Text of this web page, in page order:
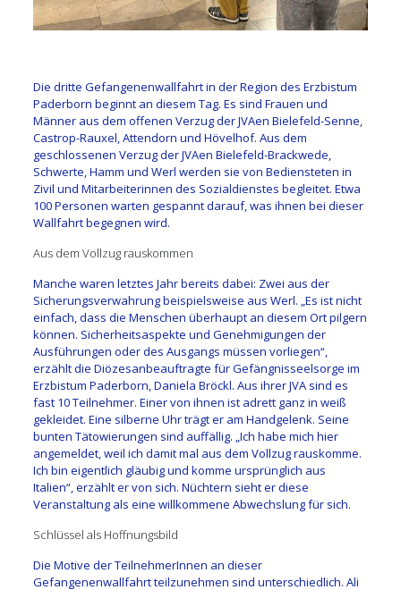
Die dritte Gefangenenwallfahrt in der Region des Erzbistum
Paderborn beginnt an diesem Tag. Es sind Frauen und
Männer aus dem offenen Verzug der JVAen Bielefeld-Senne,
Castrop-Rauxel, Attendorn und Hövelhof. Aus dem
geschlossenen Verzug der JVAen Bielefeld-Brackwede,
Schwerte, Hamm und Werl werden sie von Bediensteten in
Zivil und Mitarbeiterinnen des Sozialdienstes begleitet. Etwa
100 Personen warten gespannt darauf, was ihnen bei dieser
Wallfahrt begegnen wird.
Aus dem Vollzug rauskommen
Manche waren letztes Jahr bereits dabei: Zwei aus der
Sicherungsverwahrung beispielsweise aus Werl. „Es ist nicht
einfach, dass die Menschen überhaupt an diesem Ort pilgern
können. Sicherheitsaspekte und Genehmigungen der
Ausführungen oder des Ausgangs müssen vorliegen“,
erzählt die Diözesanbeauftragte für Gefängnisseelsorge im
Erzbistum Paderborn, Daniela Bröckl. Aus ihrer JVA sind es
fast 10 Teilnehmer. Einer von ihnen ist adrett ganz in weiß
gekleidet. Eine silberne Uhr trägt er am Handgelenk. Seine
bunten Tätowierungen sind auffällig. „Ich habe mich hier
angemeldet, weil ich damit mal aus dem Vollzug rauskomme.
Ich bin eigentlich gläubig und komme ursprünglich aus
Italien“, erzählt er von sich. Nüchtern sieht er diese
Veranstaltung als eine willkommene Abwechslung für sich.
Schlüssel als Hoffnungsbild
Die Motive der TeilnehmerInnen an dieser
Gefangenenwallfahrt teilzunehmen sind unterschiedlich. Ali